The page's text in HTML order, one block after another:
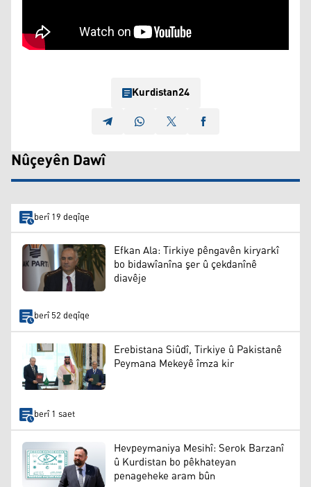
Kurdistan24
Nûçeyên Dawî
berî 19 deqîqe
Efkan Ala: Tirkiye pêngavên kiryarkî
bo bidawîanîna şer û çekdanînê
diavêje
berî 52 deqîqe
Erebistana Siûdî, Tirkiye û Pakistanê
Peymana Mekeyê îmza kir
berî 1 saet
Hevpeymaniya Mesihî: Serok Barzanî
û Kurdistan bo pêkhateyan
penageheke aram bûn